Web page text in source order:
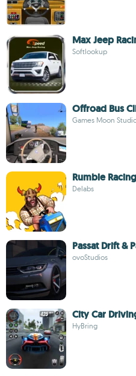
Max Jeep
Softlookup
Offroad Bus
Games Moon
Rumble
Delabs
Passat Drift &
ovoStudios
City Car
HyBring